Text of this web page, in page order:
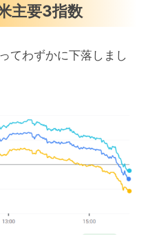
主要3指数
てわずかに下落しまし